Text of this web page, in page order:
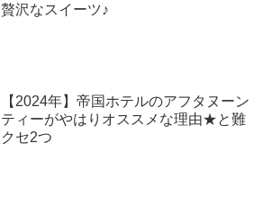
贅沢なスイーツ♪
【2024年】帝国ホテルのアフタヌーン
ティーがやはりオススメな理由★と難
クセ2つ